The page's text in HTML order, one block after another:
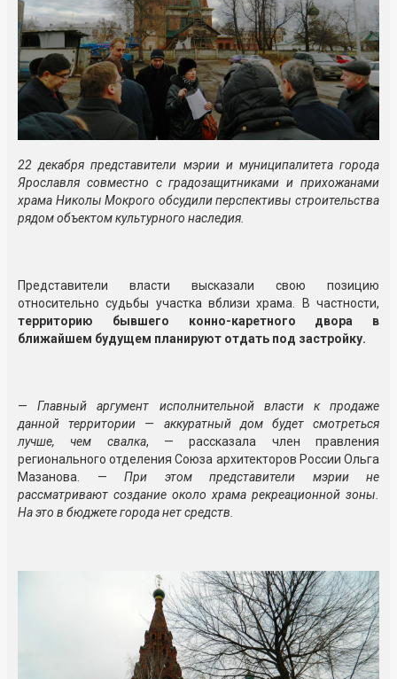
22 декабря представители мэрии и муниципалитета города
Ярославля совместно с градозащитниками и прихожанами
храма Николы Мокрого обсудили перспективы строительства
рядом объектом культурного наследия.
Представители власти высказали свою позицию
относительно судьбы участка вблизи храма. В частности,
территорию бывшего конно-каретного двора в
ближайшем будущем планируют отдать под застройку.
— Главный аргумент исполнительной власти к продаже
данной территории — аккуратный дом будет смотреться
лучше, чем свалка, — рассказала член правления
регионального отделения Союза архитекторов России Ольга
Мазанова. — При этом представители мэрии не
рассматривают создание около храма рекреационной зоны.
На это в бюджете города нет средств.